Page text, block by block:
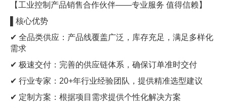
【工业控制产品销售合作伙伴——专业服务 值得信赖】
▌核心优势
✔ 全品类供应：产品线覆盖广泛，库存充足，满足多样化
需求
✔ 极速交付：完善的供应链体系，确保订单准时交付
✔ 行业专家：20+年行业经验团队，提供精准选型建议
✔ 定制方案：根据项目需求提供个性化解决方案